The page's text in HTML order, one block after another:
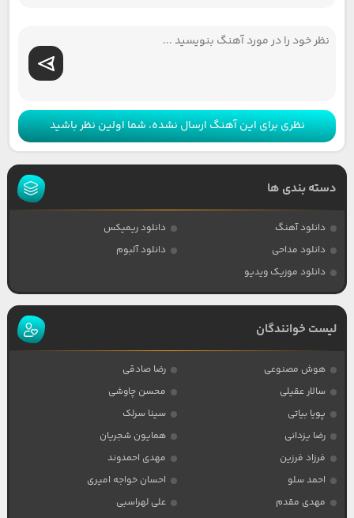
نظری برای این آهنگ ارسال نشده، شما اولین نظر باشید
دسته بندی ها
دانلود آهنگ
دانلود ریمیکس
دانلود مداحی
دانلود آلبوم
دانلود موزیک ویدیو
لیست خوانندگان
هوش مصنوعی
رضا صادقی
سالار عقیلی
محسن چاوشی
پویا بیاتی
سینا سرلک
رضا یزدانی
همایون شجریان
فرزاد فرزین
مهدی احمدوند
احمد سلو
احسان خواجه امیری
مهدی مقدم
علی لهراسبی